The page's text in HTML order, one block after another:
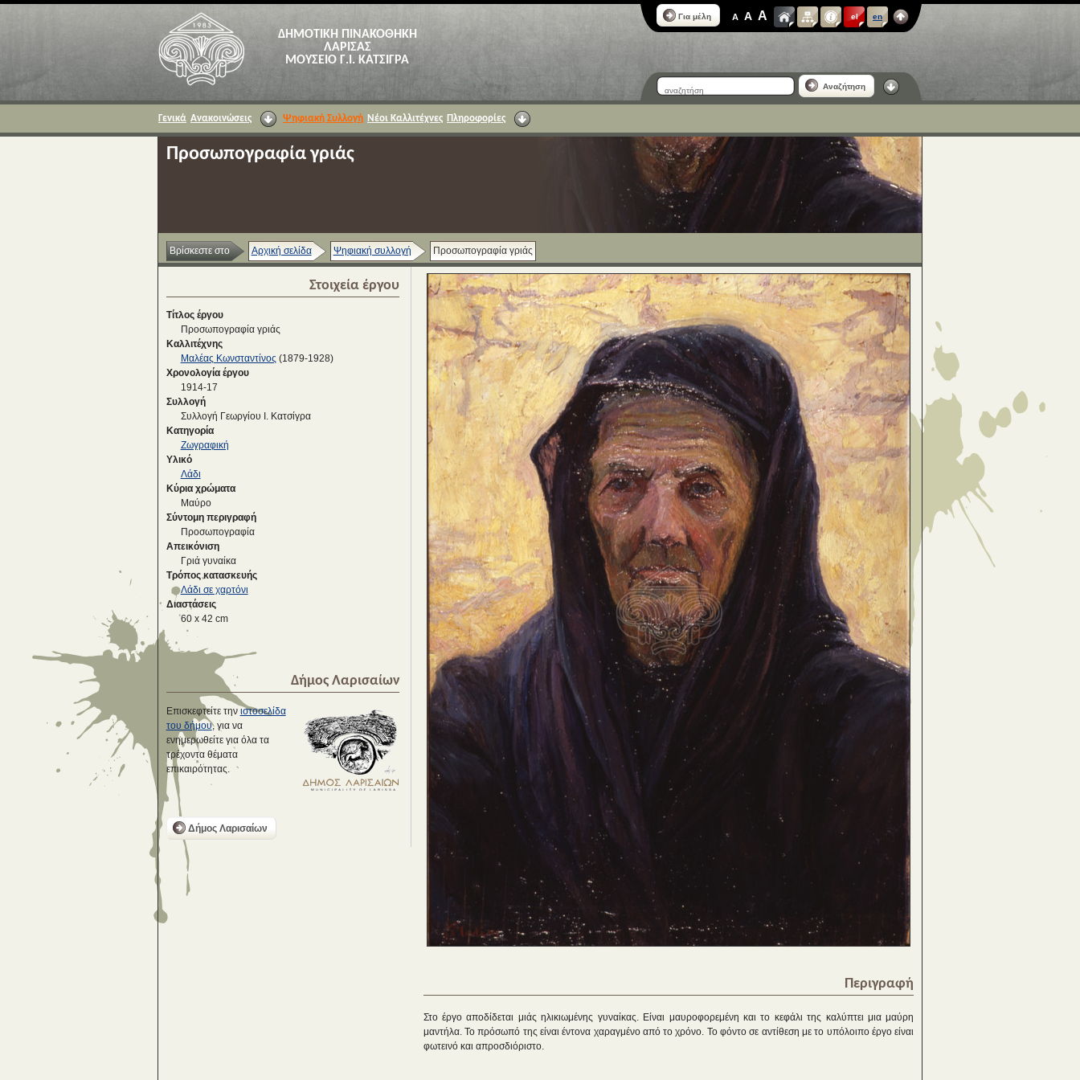
ΔΗΜΟΤΙΚΗ ΠΙΝΑΚΟΘΗΚΗ
ΛΑΡΙΣΑΣ
ΜΟΥΣΕΙΟ Γ.Ι. ΚΑΤΣΙΓΡΑ
Για μέλη A A A el en
Αναζήτηση
Γενικά Ανακοινώσεις Ψηφιακή Συλλογή Νέοι Καλλιτέχνες Πληροφορίες
Προσωπογραφία γριάς
Βρίσκεστε στο Αρχική σελίδα Ψηφιακή συλλογή Προσωπογραφία γριάς
Στοιχεία έργου
Τίτλος έργου
Προσωπογραφία γριάς
Καλλιτέχνης
Μαλέας Κωνσταντίνος (1879-1928)
Χρονολογία έργου
1914-17
Συλλογή
Συλλογή Γεωργίου Ι. Κατσίγρα
Κατηγορία
Ζωγραφική
Υλικό
Λάδι
Κύρια χρώματα
Μαύρο
Σύντομη περιγραφή
Προσωπογραφία
Απεικόνιση
Γριά γυναίκα
Τρόπος κατασκευής
Λάδι σε χαρτόνι
Διαστάσεις
60 x 42 cm
Δήμος Λαρισαίων
Επισκεφτείτε την ιστοσελίδα
του δήμου, για να
ενημερωθείτε για όλα τα
τρέχοντα θέματα
επικαιρότητας.
Δήμος Λαρισαίων
Περιγραφή
Στο έργο αποδίδεται μιάς ηλικιωμένης γυναίκας. Είναι μαυροφορεμένη και το κεφάλι της καλύπτει μια μαύρη
μαντήλα. Το πρόσωπό της είναι έντονα χαραγμένο από το χρόνο. Το φόντο σε αντίθεση με το υπόλοιπο έργο είναι
φωτεινό και απροσδιόριστο.